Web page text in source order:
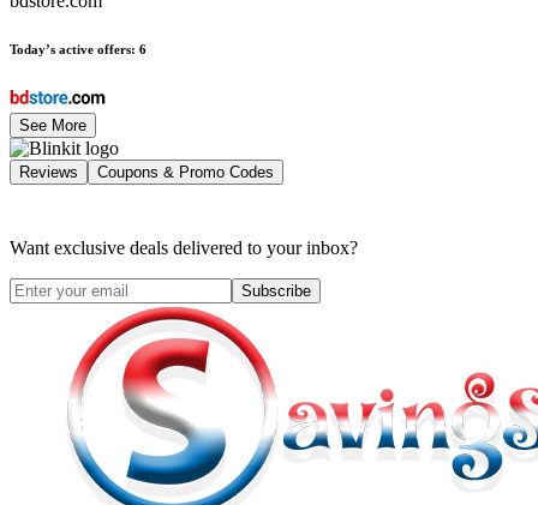
Today’s active offers: 6
See More
Reviews Coupons & Promo Codes
Want exclusive deals delivered to your inbox?
Subscribe